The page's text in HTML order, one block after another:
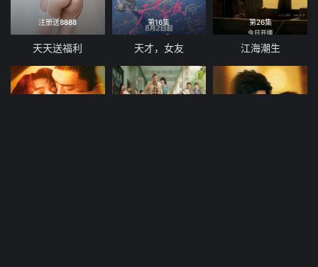
注册送8888
天天送福利
第16集
天才，女友
第26集
江海潮生